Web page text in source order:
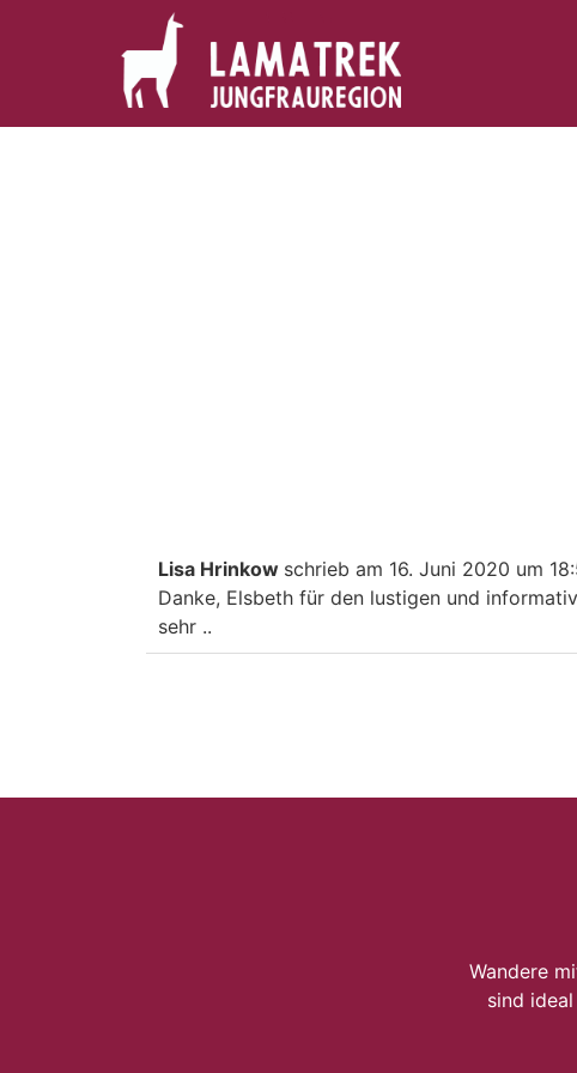
Lisa Hrinkow schrieb am 16. Juni 2020 um
Danke, Elsbeth für den lustigen und
sehr ..
Wandere
sind